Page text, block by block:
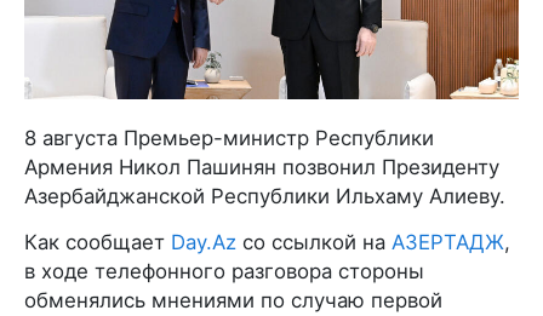
8 августа Премьер-министр Республики
Армения Никол Пашинян позвонил Президенту
Азербайджанской Республики Ильхаму Алиеву.
Как сообщает Day.Az со ссылкой на АЗЕРТАДЖ,
в ходе телефонного разговора стороны
обменялись мнениями по случаю первой